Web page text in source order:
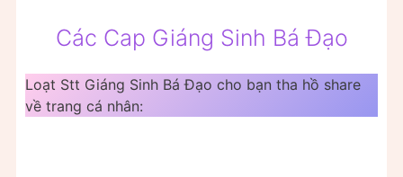
Các Cap Giáng Sinh Bá Đạo
Loạt Stt Giáng Sinh Bá Đạo cho bạn tha hồ share
về trang cá nhân: